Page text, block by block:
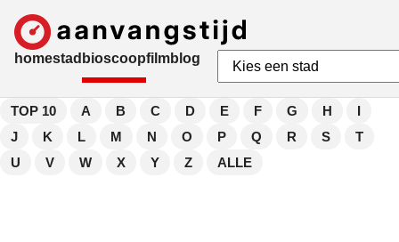
homestad bioscoopfilmblog
TOP 10 A B C D E F G H
I
J
K L M N O P Q R S
T
U
V W X Y Z ALLE